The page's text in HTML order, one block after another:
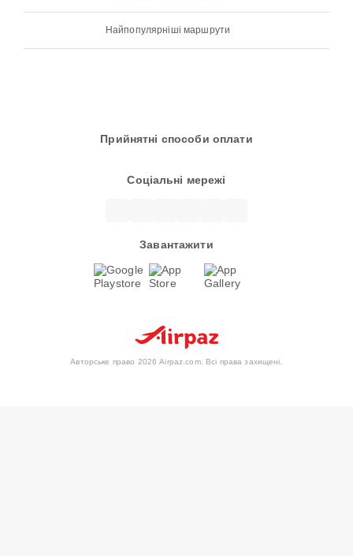
Найпопулярніші маршрути
Прийнятні способи оплати
Соціальні мережі
Завантажити
Авторське право 2026 Airpaz.com. Всі права захищені.